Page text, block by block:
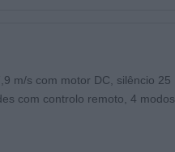
m/s com motor DC, silêncio 25
com controlo remoto, 4 modos